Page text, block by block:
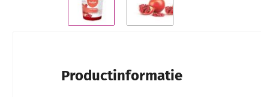
Productinformatie